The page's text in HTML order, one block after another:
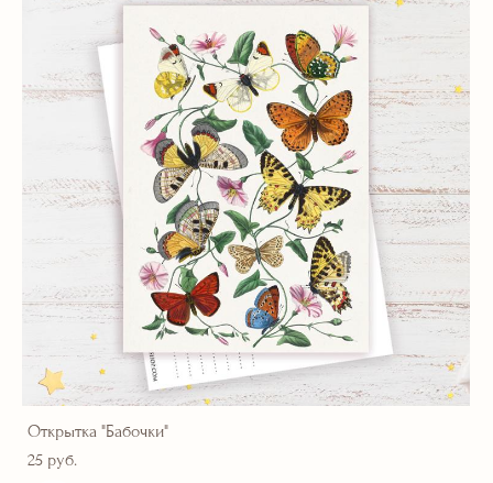
Открытка "Бабочки"
25 pуб.